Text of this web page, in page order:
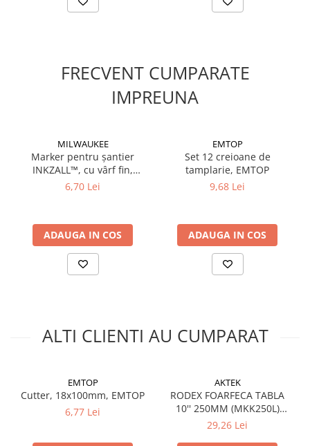
Cuie constructii
Placi gips carton
Profile gips carton
Silicon, spume si adezivi de montaj
Adezivi montaj
Spuma
Accesorii parchet
Plinta si accesorii
Tencuieli decorative si vopsele
Chituri pentru rosturi
Unelte si accesorii pentru zidarie si
FRECVENT CUMPARATE
IMPREUNA
MILWAUKEE
Marker pentru șantier
INKZALL™, cu vârf fin,
(48223100), MILWAUKEE
6,70 Lei
ADAUGA IN COS
EMTOP
Set 12 creioane de
tamplarie, EMTOP
9,68 Lei
ADAUGA IN COS
ALTI CLIENTI AU CUMPARAT
EMTOP
Cutter, 18x100mm, EMTOP
6,77 Lei
AKTEK
RODEX FOARFECA TABLA
10'' 250MM (MKK250L)
(6/48)
29,26 Lei